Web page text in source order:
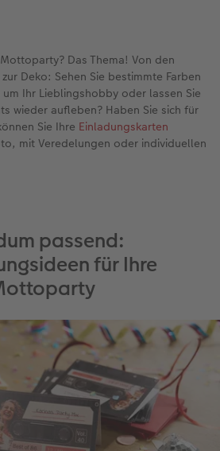
Das Thema! Von den
Deko: Sehen Sie bestimmte Farben
Ihr Lieblingshobby oder lassen Sie
wieder aufleben? Haben Sie sich für
Sie Ihre Einladungskarten
mit Veredelungen oder individuellen
passend:
für Ihre